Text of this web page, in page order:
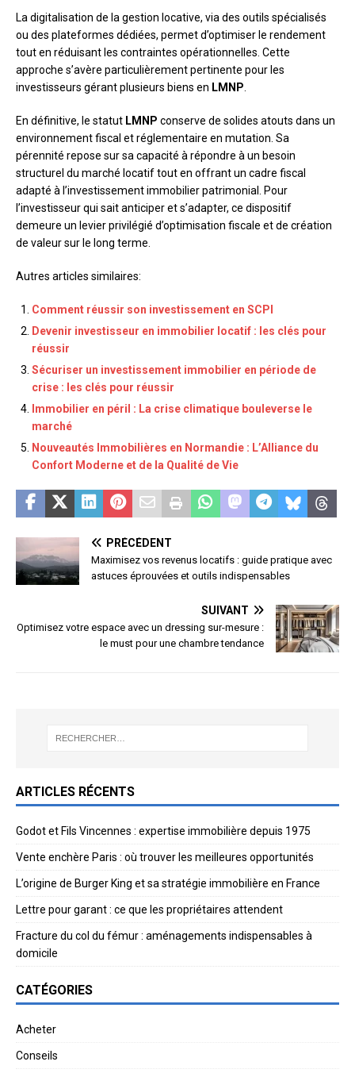
La digitalisation de la gestion locative, via des outils spécialisés
ou des plateformes dédiées, permet d’optimiser le rendement
tout en réduisant les contraintes opérationnelles. Cette
approche s’avère particulièrement pertinente pour les
investisseurs gérant plusieurs biens en LMNP
En définitive, le statut LMNP conserve de solides atouts dans un
environnement fiscal et réglementaire en mutation. Sa
pérennité repose sur sa capacité à répondre à un besoin
structurel du marché locatif tout en offrant un cadre fiscal
adapté à l’investissement immobilier patrimonial. Pour
l’investisseur qui sait anticiper et s’adapter, ce dispositif
demeure un levier privilégié d’optimisation fiscale et de création
de valeur sur le long terme.
Autres articles similaires:
Comment réussir son investissement en SCPI
Devenir investisseur en immobilier locatif : les clés pour
réussir
Sécuriser un investissement immobilier en période de
crise : les clés pour réussir
Immobilier en péril : La crise climatique bouleverse le
marché
Nouveautés Immobilières en Normandie : L’Alliance du
Confort Moderne et de la Qualité de Vie
PRÉCÉDENT
Maximisez vos revenus locatifs : guide pratique avec
astuces éprouvées et outils indispensables
SUIVANT
Optimisez votre espace avec un dressing sur-mesure :
le must pour une chambre tendance
ARTICLES RÉCENTS
Godot et Fils Vincennes : expertise immobilière depuis 1975
Vente enchère Paris : où trouver les meilleures opportunités
L’origine de Burger King et sa stratégie immobilière en France
Lettre pour garant : ce que les propriétaires attendent
Fracture du col du fémur : aménagements indispensables à
domicile
CATÉGORIES
Acheter
Conseils